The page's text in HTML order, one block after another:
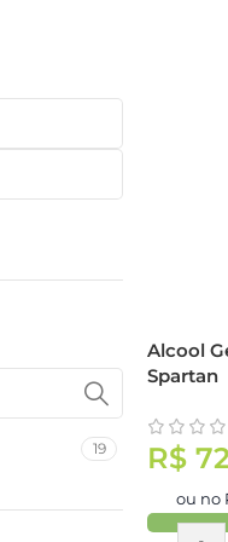
19
Alcool
Spartan
R$
ou no